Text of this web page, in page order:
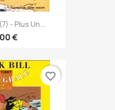
- Plus Un...
€
favorite_border